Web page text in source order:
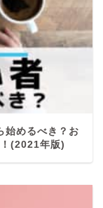
始めるべき？お
(2021年版)